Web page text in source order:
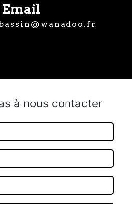
Email
à nous contacter